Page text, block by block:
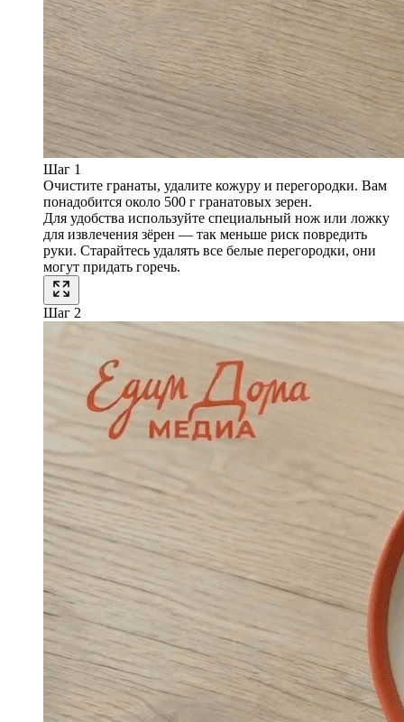
Шаг 1
Очистите гранаты, удалите кожуру и перегородки. Вам
понадобится около 500 г гранатовых зерен.
Для удобства используйте специальный нож или ложку
для извлечения зёрен — так меньше риск повредить
руки. Старайтесь удалять все белые перегородки, они
могут придать горечь.
Шаг 2